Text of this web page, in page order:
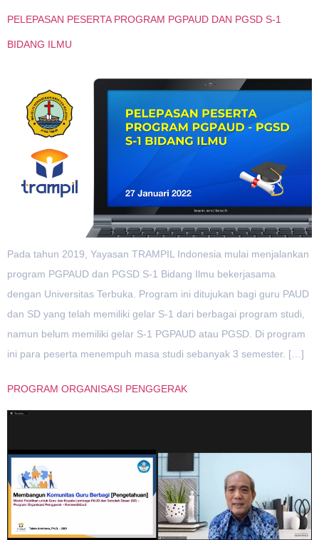
PELEPASAN PESERTA PROGRAM PGPAUD DAN PGSD S-1
BIDANG ILMU
Pada tahun 2019, Yayasan TRAMPIL Indonesia mulai menjalankan
program PGPAUD dan PGSD S-1 Bidang Ilmu bekerjasama
dengan Universitas Terbuka. Program ini ditujukan bagi guru PAUD
dan SD yang telah memiliki gelar S-1 dari berbagai program studi,
namun belum memiliki gelar S-1 PGPAUD atau PGSD. Di program
ini para peserta menempuh masa studi sebanyak 3 semester. […]
PROGRAM ORGANISASI PENGGERAK